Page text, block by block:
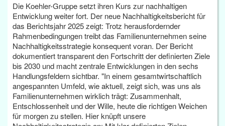
Die Koehler-Gruppe setzt ihren Kurs zur nachhaltigen
Entwicklung weiter fort. Der neue Nachhaltigkeitsbericht für
das Berichtsjahr 2025 zeigt: Trotz herausfordernder
Rahmenbedingungen treibt das Familienunternehmen seine
Nachhaltigkeitsstrategie konsequent voran. Der Bericht
dokumentiert transparent den Fortschritt der definierten Ziele
bis 2030 und macht zentrale Entwicklungen in den sechs
Handlungsfeldern sichtbar. "In einem gesamtwirtschaftlich
angespannten Umfeld, wie aktuell, zeigt sich, was uns als
Familienunternehmen wirklich trägt: Zusammenhalt,
Entschlossenheit und der Wille, heute die richtigen Weichen
für morgen zu stellen. Hier knüpft unsere